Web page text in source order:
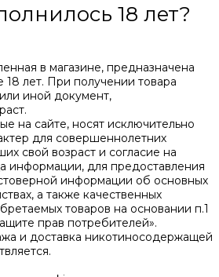
18 лет?
в магазине, предназначена
18 лет. При получении товара
иной документ,
на сайте, носят исключительно
для совершеннолетних
свой возраст и согласие на
информации, для предоставления
информации об основных
а также качественных
товаров на основании п.1
прав потребителей».
и доставка никотиносодержащей